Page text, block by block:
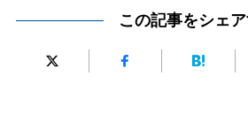
この記事をシェ